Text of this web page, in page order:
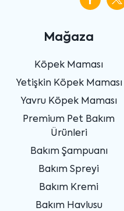
Mağaza
Köpek Maması
Yetişkin Köpek Maması
Yavru Köpek Maması
Premium Pet Bakım
Ürünleri
Bakım Şampuanı
Bakım Spreyi
Bakım Kremi
Bakım Havlusu